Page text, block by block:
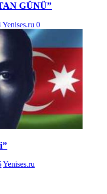
GÜNÜ”
Yenises.ru 0
Yenises.ru